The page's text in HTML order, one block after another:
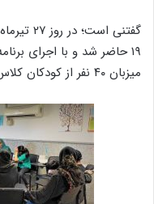
گفتنی
۱۹ حاضر شد و با اجرای
میزبان ۴۰ نفر از کودکان کلاس اول و پیش دبستان بود.